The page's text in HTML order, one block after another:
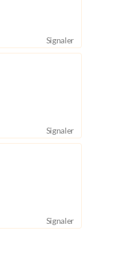
Signaler
Signaler
Signaler